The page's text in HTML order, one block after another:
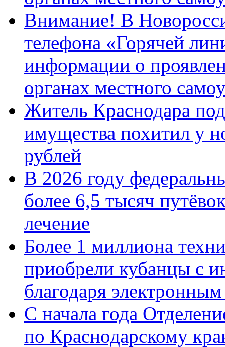
Внимание! В
телефона «Горячей
информации о
органах местного
Житель Краснодара
имущества похитил у
рублей
В 2026 году
более 6,5 тысяч
лечение
Более 1 миллиона
приобрели кубанцы с
благодаря
С начала года
по Краснодарскому